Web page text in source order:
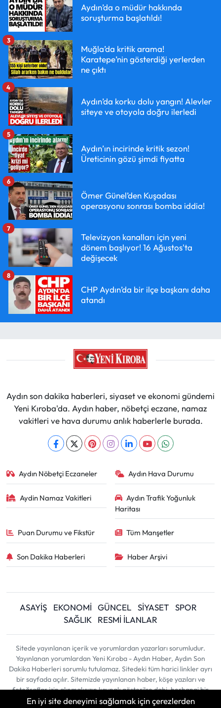
Aydın’da o müdür hakkında
soruşturma başlatıldı!
Muğla’da kritik arama!
Karatepe’nin gösterdiği yerlerden
ne çıktı
3
Aydın’da korku dolu yangın! Alevler
siteye ve otoyola doğru ilerledi
4
Aydın’ın incirinde kritik sezon!
Üreticinin gözü şimdi fiyatta
5
Ömer Günel’den Kuşadası
operasyonu sonrası bomba iddia!
6
Televizyon kanalları için yeni
dönem başlıyor! 16 Ağustos'ta
değişecek
7
CHP Aydın’da bir ilçe başkanı daha
atandı
8
Aydın son dakika haberleri, siyaset ve ekonomi gündemi
Yeni Kıroba'da. Aydın haber, nöbetçi eczane, namaz
vakitleri ve hava durumu anlık haberlerle burada.
Aydın Nöbetçi Eczaneler Aydın Hava Durumu
Aydin Namaz Vakitleri
Aydın Trafik Yoğunluk
Haritası
Puan Durumu ve Fikstür Tüm Manşetler
Son Dakika Haberleri Haber Arşivi
ASAYİŞ EKONOMİ GÜNCEL SİYASET
SPOR
SAĞLIK
RESMİ İLANLAR
Sitede yayınlanan içerik ve yorumlardan yazarları sorumludur.
Yayınlanan yorumlardan Yeni Kıroba - Aydın Haber, Aydın Son
Dakika Haberleri sorumlu tutulamaz. Sitedeki tüm harici linkler ayrı
bir sayfada açılır. Sitemizde yayınlanan haber, köşe yazıları ve
fotoğraflar izin alınmaksızın kaynak gösterilse dahi, herhangi bir
ortamda kullanılamaz ve yayınlanamaz
En iyi site deneyimi sağlamak için çerezlerden